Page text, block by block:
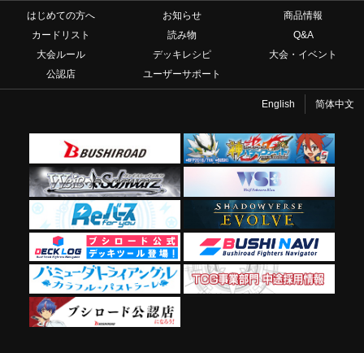
はじめての方へ お知らせ
商品情報
カードリスト
読み物
Q&A
大会ルール
デッキレシピ
大会・イベント
公認店
ユーザーサポート
English 简体中文